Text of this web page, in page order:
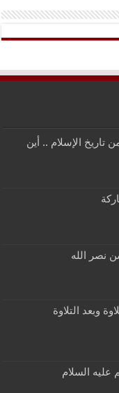
من تاريخ الإسلام .. أين
نصر الله
وبعد التلاوة
عليه السلام